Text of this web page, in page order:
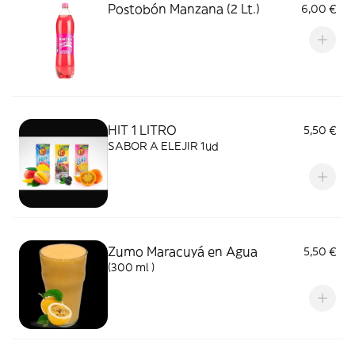
Postobón Manzana (2 Lt.) 6,00 €
HIT 1 LITRO
5,50 €
SABOR A ELEJIR 1ud
Zumo Maracuyá en Agua
5,50 €
(300 ml )